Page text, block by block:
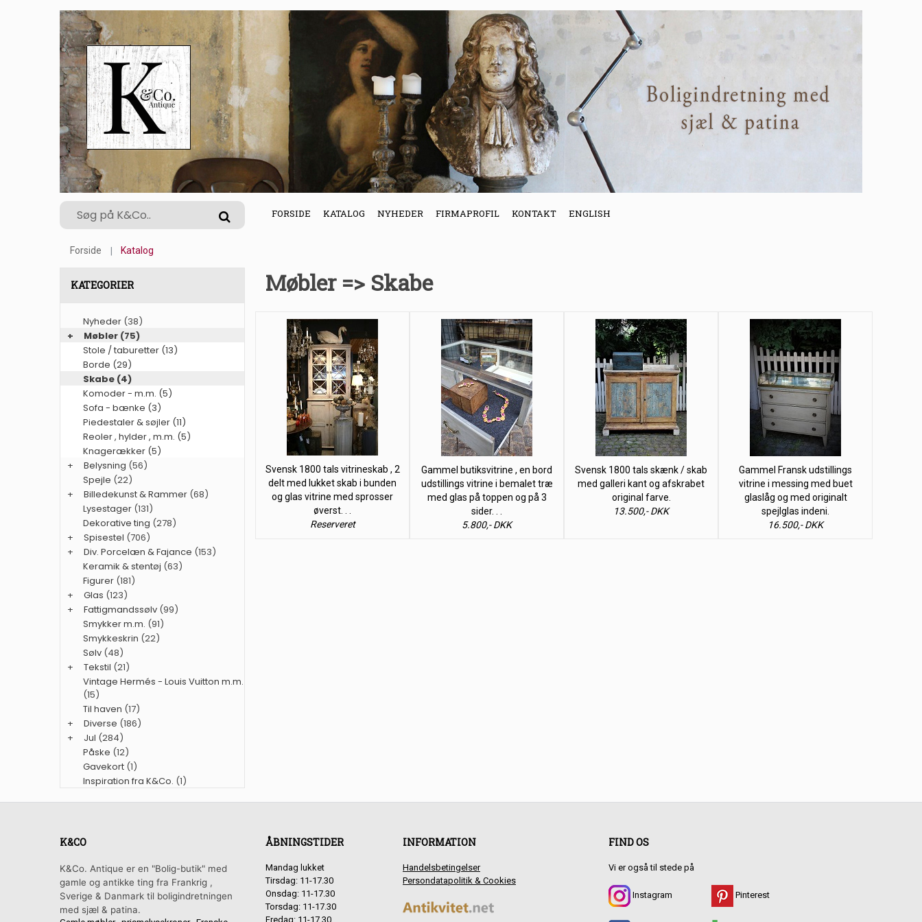
FORSIDE KATALOG NYHEDER FIRMAPROFIL KONTAKT ENGLISH
Forside Katalog
Møbler => Skabe
Svensk 1800 tals vitrineskab , 2
delt med lukket skab i bunden
og glas vitrine med sprosser
øverst. . .
Reserveret
Gammel butiksvitrine , en bord
udstillings vitrine i bemalet træ
med glas på toppen og på 3
sider. . .
5.800,- DKK
Svensk 1800 tals skænk / skab
med galleri kant og afskrabet
original farve.
13.500,- DKK
Gammel Fransk udstillings
vitrine i messing med buet
glaslåg og med originalt
spejlglas indeni.
16.500,- DKK
KATEGORIER
Nyheder (38)
+
Møbler (75)
Stole / taburetter (13)
Borde (29)
Skabe (4)
Komoder - m.m. (5)
Sofa - bænke (3)
Piedestaler & søjler (11)
Reoler , hylder , m.m. (5)
Knagerækker (5)
+
Belysning (56)
Spejle (22)
+
Billedekunst & Rammer (68)
Lysestager (131)
Dekorative ting (278)
+
Spisestel (706)
+
Div. Porcelæn & Fajance (153)
Keramik & stentøj (63)
Figurer (181)
+
Glas (123)
+
Fattigmandssølv (99)
Smykker m.m. (91)
Smykkeskrin (22)
Sølv (48)
+
Tekstil (21)
Vintage Hermés - Louis Vuitton m.m.
(15)
Til haven (17)
+
Diverse (186)
+
Jul (284)
Påske (12)
Gavekort (1)
Inspiration fra K&Co. (1)
K&CO
K&Co. Antique er en "Bolig-butik" med
gamle og antikke ting fra Frankrig ,
Sverige & Danmark til boligindretningen
med sjæl & patina.
ÅBNINGSTIDER
Mandag lukket
Tirsdag: 11-17.30
Onsdag: 11-17.30
Torsdag: 11-17.30
Fredag: 11-17.30
INFORMATION
Handelsbetingelser
Persondatapolitik & Cookies
FIND OS
Vi er også til stede på
Instagram Pinterest